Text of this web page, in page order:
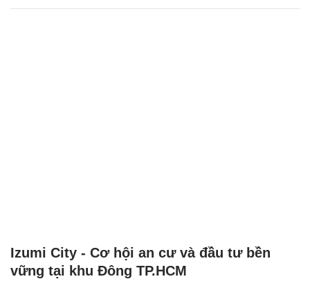
Izumi City - Cơ hội an cư và đầu tư bền
vững tại khu Đông TP.HCM